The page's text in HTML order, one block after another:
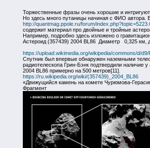
Торжественные фразы очень хорошие и
Но здесь много путаницы начиная с ФИО автора.
http://quantmag.ppole.ru/forum/
содержит материал про двойные и тройные
Например, подробно здесь изложено о
Астероид (357439) 2004 BL86 Диаметр 0,325 км,
https://upload.wikimedia.org/wikipedia/commons/d/
Спутник был впервые обнаружен наземными
радиотелескопа Грин-Бэнк подтвердили наличие
2004 BL86 примерно на 500 метров[11].
https://ru.wikipedia.org/wiki/(357439)_2004_BL86
«Движущийся камень на комете Чурюмова-
Фрагмент